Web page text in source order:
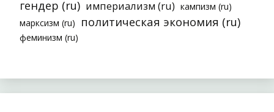
гендер (ru) империализм (ru) кампизм (ru)
марксизм (ru)
политическая экономия (ru)
феминизм (ru)